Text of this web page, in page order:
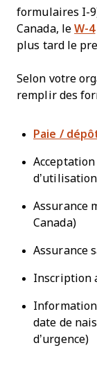
formulaires I-
Canada, leW-4
plus tard le
Selon votre
remplir des
Paie /
Assurance
Canada)
Assurance
Inscription
date de
d’urgence)